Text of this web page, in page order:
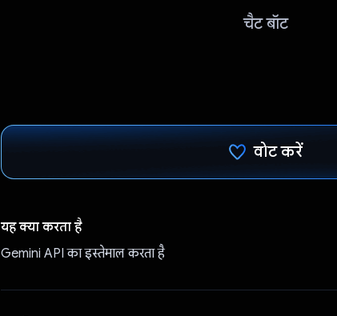
चैट बॉट
वोट करें
यह क्या करता है
Gemini API का इस्तेमाल करता है